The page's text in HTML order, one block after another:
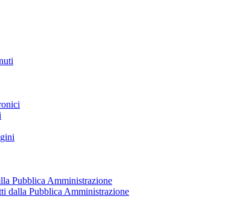
Pubblica Amministrazione
dalla Pubblica Amministrazione